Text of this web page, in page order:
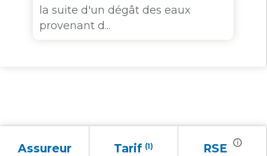
la suite d'un dégât des eaux
provenant d...
Assureur Tarif (1) RSE i